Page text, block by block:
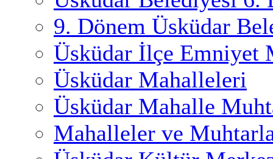
9. Dönem Üsküdar
Üsküdar İlçe Emniyet
Üsküdar Mahalleleri
Üsküdar Mahalle
Mahalleler ve